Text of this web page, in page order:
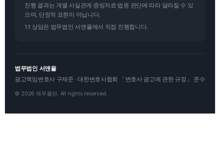
진행 결과는 개별 사실관계·증빙자료·법원 판단에 따라 달라질 수 있
으며, 단정적 표현이 아닙니다.
1:1 상담은 법무법인 서앤율에서 직접 진행합니다.
법무법인 서앤율
광고책임변호사 구제준 · 대한변호사협회 「변호사 광고에 관한 규정」 준수
© 2026 채무클린. All rights reserved.